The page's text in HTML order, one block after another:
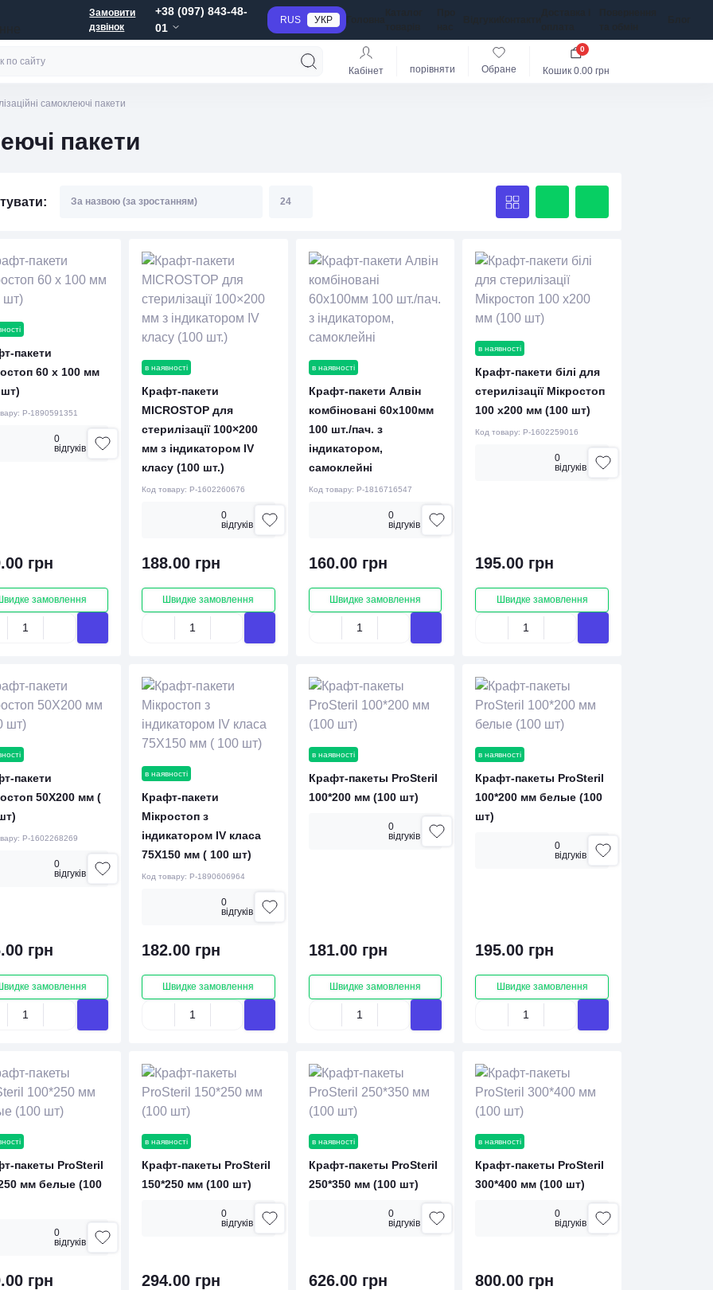
Замовити
дзвінок
+38 (097) 843-48-
01
RUS УКР
Кабінет порівняти Обране Кошик 0.00 грн
0
самоклеючі пакети
пакети
пакети
60 x 100 мм
P-1890591351
0
вiдгукiв
грн
замовлення
в наявності
Крафт-пакети
MICROSTOP для
стерилізації 100×200
мм з індикатором IV
класу (100 шт.)
Код товару: P-1602260676
0
вiдгукiв
188.00 грн
Швидке замовлення
в наявності
Крафт-пакети Алвін
комбіновані 60х100мм
100 шт./пач. з
індикатором,
самоклейні
Код товару: P-1816716547
0
вiдгукiв
160.00 грн
Швидке замовлення
в наявності
Крафт-пакети білі для
стерилізації Мікростоп
100 x200 мм (100 шт)
Код товару: P-1602259016
0
вiдгукiв
195.00 грн
Швидке замовлення
пакети
50Х200 мм (
P-1602268269
0
вiдгукiв
грн
замовлення
в наявності
Крафт-пакети
Мікростоп з
індикатором IV класа
75Х150 мм ( 100 шт)
Код товару: P-1890606964
0
вiдгукiв
182.00 грн
Швидке замовлення
в наявності
Крафт-пакеты ProSteril
100*200 мм (100 шт)
0
вiдгукiв
181.00 грн
Швидке замовлення
в наявності
Крафт-пакеты ProSteril
100*200 мм белые (100
шт)
0
вiдгукiв
195.00 грн
Швидке замовлення
пакеты ProSteril
мм белые (100
0
вiдгукiв
грн
в наявності
Крафт-пакеты ProSteril
150*250 мм (100 шт)
0
вiдгукiв
294.00 грн
в наявності
Крафт-пакеты ProSteril
250*350 мм (100 шт)
0
вiдгукiв
626.00 грн
в наявності
Крафт-пакеты ProSteril
300*400 мм (100 шт)
0
вiдгукiв
800.00 грн